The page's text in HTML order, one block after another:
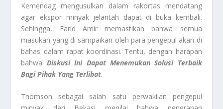
Kemendag mengusulkan dalam rakortas mendatang
agar ekspor minyak jelantah dapat di buka kembali.
Sehingga, Farid Amir memastikan bahwa semua
masukan yang di sampaikan oleh para pengepul akan di
bahas dalam rapat koordinasi. Tentu, dengan harapan
bahwa Diskusi Ini Dapat Menemukan Solusi Terbaik
Bagi Pihak Yang Terlibat.
Thomson sebagai salah satu perwakilan pengepul